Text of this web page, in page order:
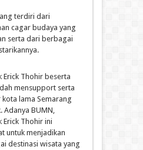
terdiri dari
cagar budaya yang
serta dari berbagai
Erick Thohir beserta
mensupport serta
lama Semarang
Adanya BUMN,
Erick Thohir ini
untuk menjadikan
destinasi wisata yang